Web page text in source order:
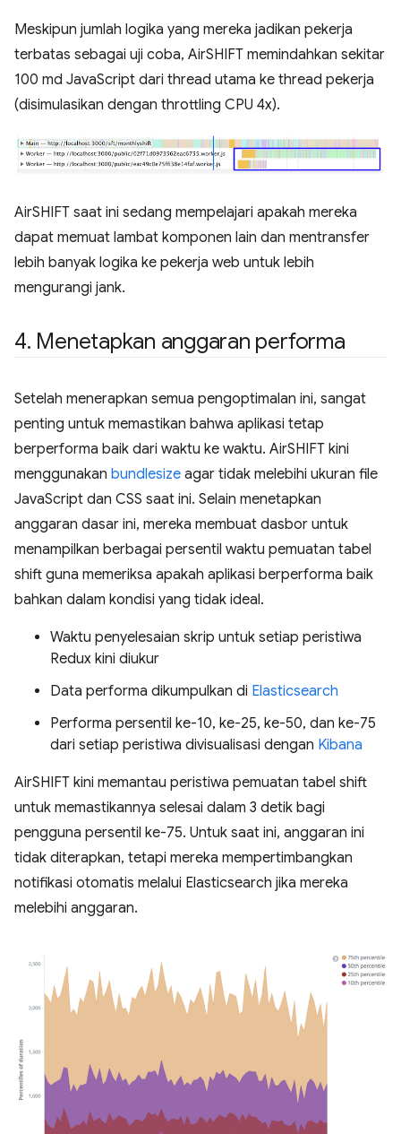
Meskipun jumlah logika yang mereka jadikan pekerja
terbatas sebagai uji coba, AirSHIFT memindahkan sekitar
100 md JavaScript dari thread utama ke thread pekerja
(disimulasikan dengan throttling CPU 4x).
AirSHIFT saat ini sedang mempelajari apakah mereka
dapat memuat lambat komponen lain dan mentransfer
lebih banyak logika ke pekerja web untuk lebih
mengurangi jank.
4. Menetapkan anggaran performa
Setelah menerapkan semua pengoptimalan ini, sangat
penting untuk memastikan bahwa aplikasi tetap
berperforma baik dari waktu ke waktu. AirSHIFT kini
menggunakan bundlesize agar tidak melebihi ukuran file
JavaScript dan CSS saat ini. Selain menetapkan
anggaran dasar ini, mereka membuat dasbor untuk
menampilkan berbagai persentil waktu pemuatan tabel
shift guna memeriksa apakah aplikasi berperforma baik
bahkan dalam kondisi yang tidak ideal.
Waktu penyelesaian skrip untuk setiap peristiwa
Redux kini diukur
Data performa dikumpulkan di Elasticsearch
Performa persentil ke-10, ke-25, ke-50, dan ke-75
dari setiap peristiwa divisualisasi dengan Kibana
AirSHIFT kini memantau peristiwa pemuatan tabel shift
untuk memastikannya selesai dalam 3 detik bagi
pengguna persentil ke-75. Untuk saat ini, anggaran ini
tidak diterapkan, tetapi mereka mempertimbangkan
notifikasi otomatis melalui Elasticsearch jika mereka
melebihi anggaran.